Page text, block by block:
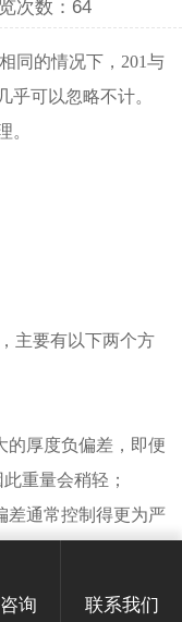
次数： 64
同的情况下，201与
乎可以忽略不计。
。
主要有以下两个方
的厚度负偏差，即便
重量会稍轻；
差通常控制得更为严
询 联系我们